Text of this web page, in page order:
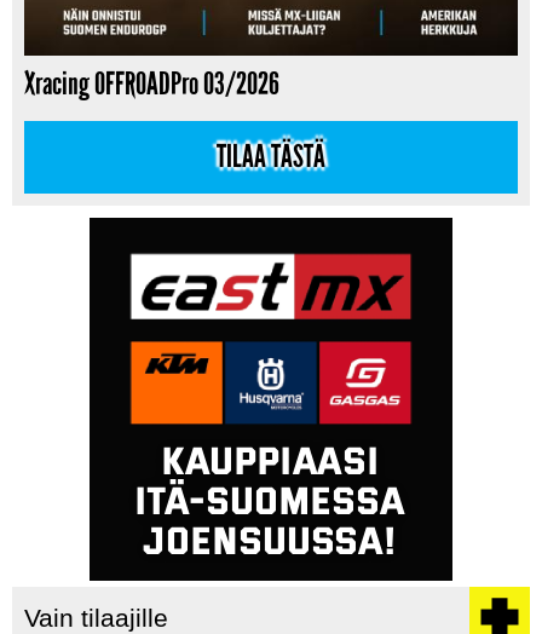
Xracing OFFROADPro 03/2026
TILAA TÄSTÄ
Vain tilaajille